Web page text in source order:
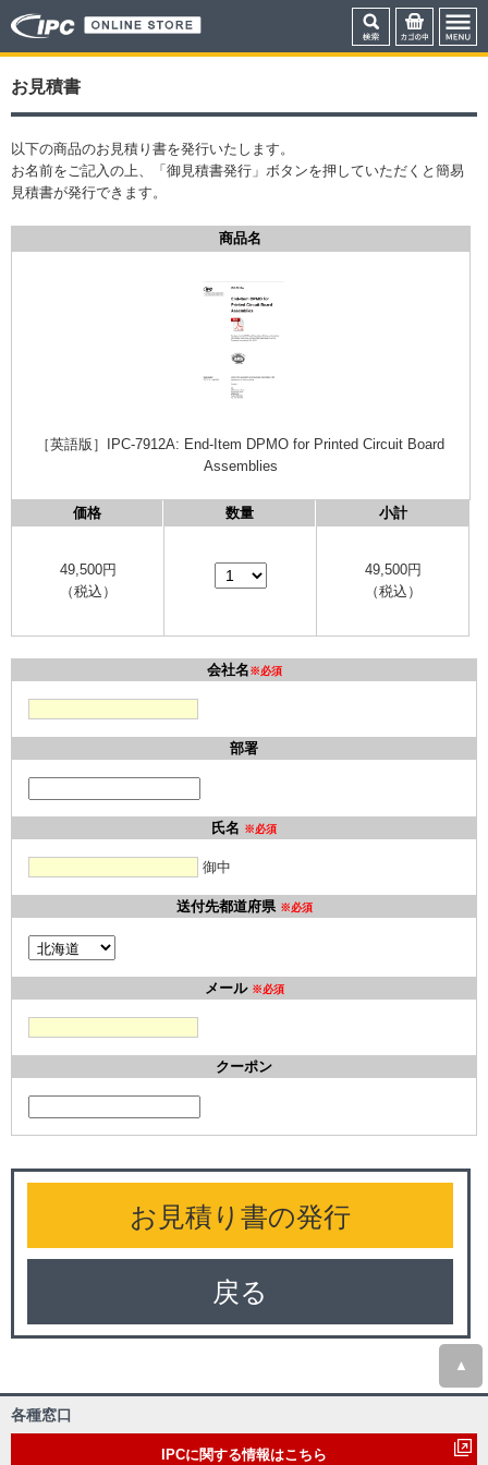
お見積書
以下の商品のお見積り書を発行いたします。
お名前をご記入の上、「御見積書発行」ボタンを押していただくと簡易
見積書が発行できます。
商品名
［英語版］IPC-7912A: End-Item DPMO for Printed Circuit Board
Assemblies
価格
49,500円
（税込）
数量 小計
49,500円
（税込）
会社名※必須
部署
氏名 ※必須
御中
送付先都道府県 ※必須
メール ※必須
クーポン
戻る
▲
各種窓口
IPCに関する情報はこちら